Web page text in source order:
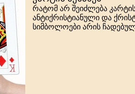
რატომ არ შეიძლება
ანტიქრისტიანული და
სიმბოლოები არის